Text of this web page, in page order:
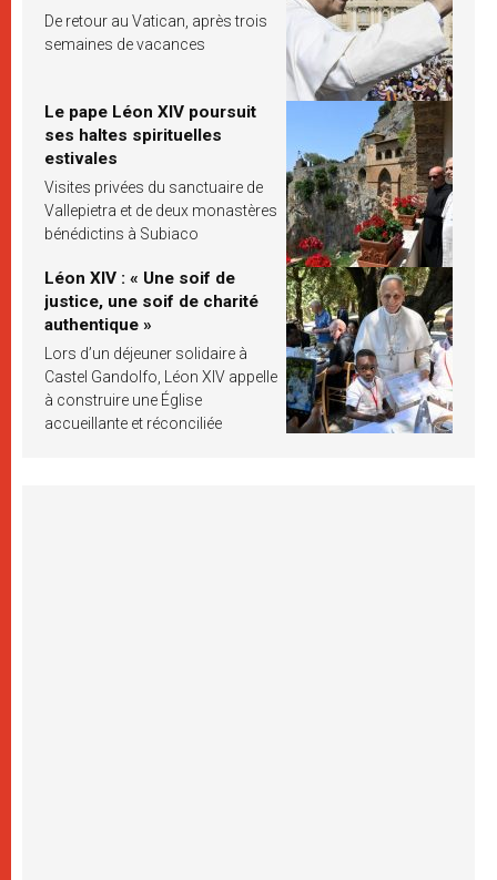
De retour au Vatican, après trois
semaines de vacances
Le pape Léon XIV poursuit
ses haltes spirituelles
estivales
Visites privées du sanctuaire de
Vallepietra et de deux monastères
bénédictins à Subiaco
Léon XIV : « Une soif de
justice, une soif de charité
authentique »
Lors d’un déjeuner solidaire à
Castel Gandolfo, Léon XIV appelle
à construire une Église
accueillante et réconciliée